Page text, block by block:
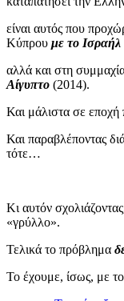
είναι αυτός που
Κύπρου με το Ισραήλ
αλλά και στη
Αίγυπτο (2014).
Και μάλιστα σε
Και παραβλέποντας
τότε…
Κι αυτόν
«γρύλλο».
Τελικά το πρόβλημα
Το έχουμε, ίσως, με